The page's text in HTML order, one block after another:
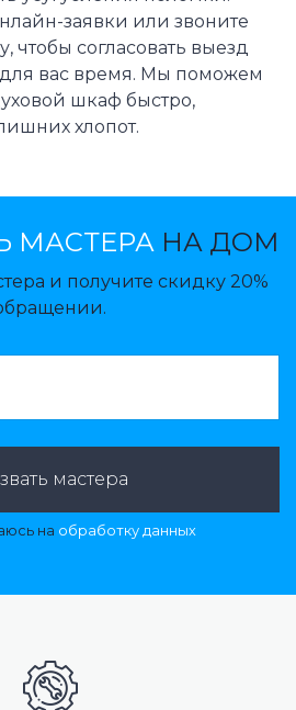
заявки или звоните
чтобы согласовать выезд
для вас время. Мы поможем
шкаф быстро,
хлопот.
МАСТЕРА НА ДОМ
и получите скидку 20%
мастера
на обработку данных